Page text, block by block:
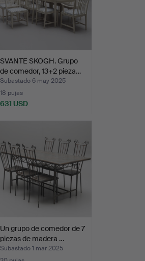
SVANTE SKOGH. Grupo
de comedor, 13+2 pieza…
Subastado 6 may 2025
18 pujas
631 USD
Un grupo de comedor de 7
piezas de madera …
Subastado 1 mar 2025